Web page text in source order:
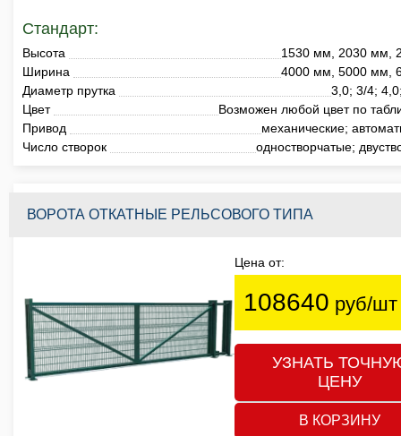
Стандарт:
Высота
1530 мм, 2030 мм,
Ширина
4000 мм, 5000 мм,
Диаметр прутка
3,0; 3/4;
Цвет
Возможен любой цвет по
Привод
механические;
Число створок
одностворчатые;
ВОРОТА ОТКАТНЫЕ РЕЛЬСОВОГО ТИПА
Цена от:
108640 руб/шт
УЗНАТЬ
ЦЕНУ
В КОРЗИНУ